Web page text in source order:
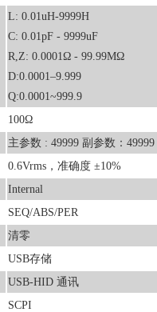
L: 0.01uH-9999H
C: 0.01pF - 9999uF
R,Z: 0.0001Ω - 99.99MΩ
D:0.0001–9.999
Q:0.0001~999.9
100Ω
主参数 : 49999 副参数：49999
0.6Vrms，准确度 ±10%
Internal
SEQ/ABS/PER
清零
USB存储
USB-HID 通讯
SCPI